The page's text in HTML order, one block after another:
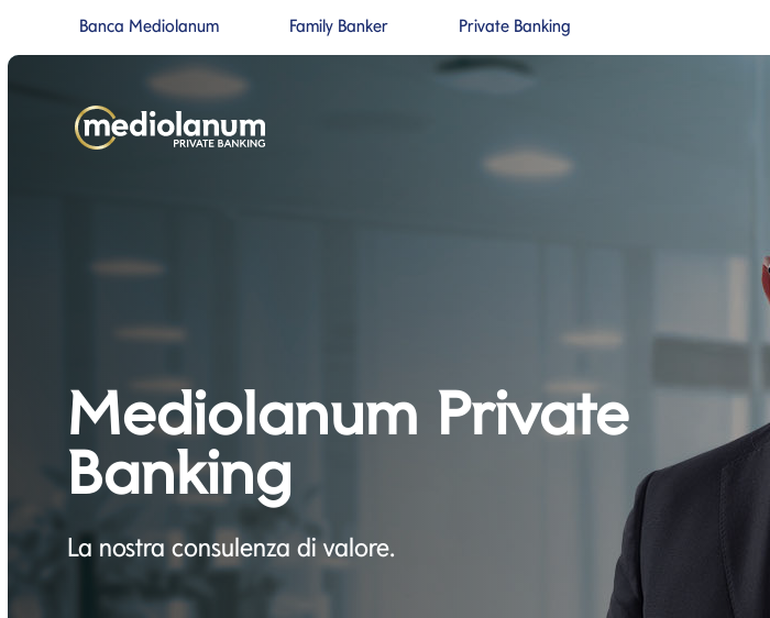
Salta alla navigazione principale
Banca MediolanumSi apre in una nuova pagina
Family BankerSi apre in una nuova pagina
Private BankingSi apre in una nuova pagina
Mediolanum Private
Banking
La nostra consulenza di valore.